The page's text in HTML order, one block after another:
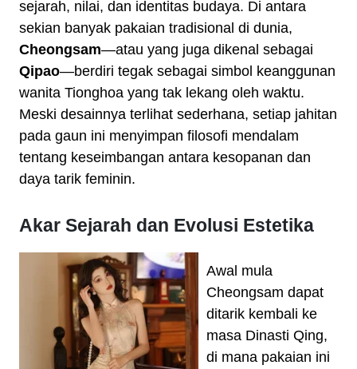
sejarah, nilai, dan identitas budaya. Di antara
sekian banyak pakaian tradisional di dunia,
Cheongsam—atau yang juga dikenal sebagai
Qipao—berdiri tegak sebagai simbol keanggunan
wanita Tionghoa yang tak lekang oleh waktu.
Meski desainnya terlihat sederhana, setiap jahitan
pada gaun ini menyimpan filosofi mendalam
tentang keseimbangan antara kesopanan dan
daya tarik feminin.
Akar Sejarah dan Evolusi Estetika
Awal mula
Cheongsam dapat
ditarik kembali ke
masa Dinasti Qing,
di mana pakaian ini